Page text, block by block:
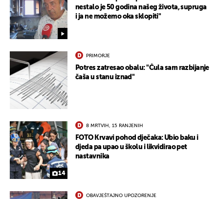
nestalo je 50 godina našeg života, supruga
i ja ne možemo oka sklopiti"
PRIMORJE
Potres zatresao obalu: "Čula sam razbijanje
čaša u stanu iznad"
14
8 MRTVIH, 15 RANJENIH
FOTO Krvavi pohod dječaka: Ubio baku i
djeda pa upao u školu i likvidirao pet
nastavnika
OBAVJEŠTAJNO UPOZORENJE